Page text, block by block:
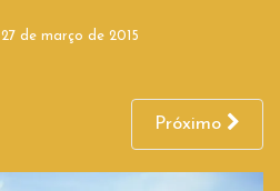
27 de março de 2015
Próximo